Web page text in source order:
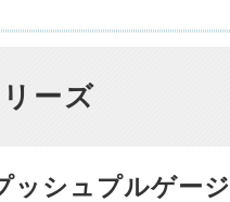
ーズ
ッシュプルゲージ